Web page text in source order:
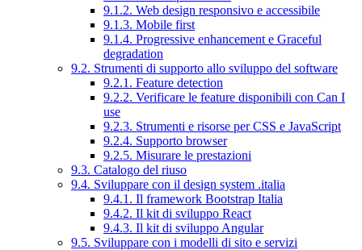
9.1.2. Web design responsivo e accessibile
9.1.3. Mobile first
9.1.4. Progressive enhancement e Graceful
degradation
9.2. Strumenti di supporto allo sviluppo del software
9.2.1. Feature detection
9.2.2. Verificare le feature disponibili con Can I
use
9.2.3. Strumenti e risorse per CSS e JavaScript
9.2.4. Supporto browser
9.2.5. Misurare le prestazioni
9.3. Catalogo del riuso
9.4. Sviluppare con il design system .italia
9.4.1. Il framework Bootstrap Italia
9.4.2. Il kit di sviluppo React
9.4.3. Il kit di sviluppo Angular
9.5. Sviluppare con i modelli di sito e servizi